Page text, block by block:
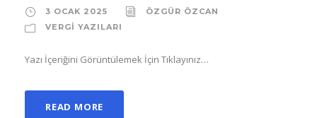
3 OCAK 2025
ÖZGÜR ÖZCAN
VERGI YAZILARI
Yazı İçeriğini Görüntülemek İçin Tıklayınız…
READ MORE